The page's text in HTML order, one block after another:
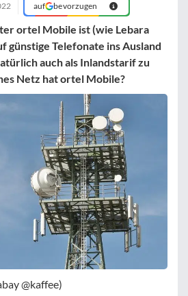
auf bevorzugen
ortel Mobile ist (wie Lebara
günstige Telefonate ins Ausland
auch als Inlandstarif zu
Netz hat ortel Mobile?
@kaffee)